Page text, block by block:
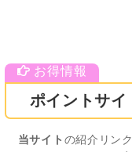
ポイントサイ
当サイト の紹介リン